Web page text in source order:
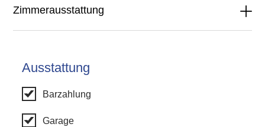
Zimmerausstattung
Ausstattung
Barzahlung
Garage